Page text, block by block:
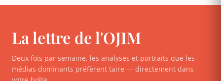
La lettre de l'OJIM
Deux fois par semaine, les analyses et portraits que les
médias dominants préfèrent taire — directement dans